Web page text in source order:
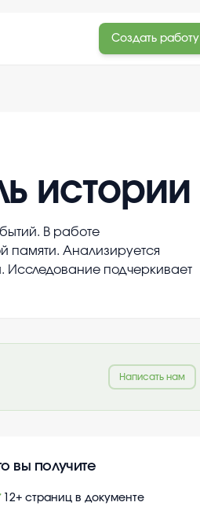
Создать работу
истории
В работе
памяти. Анализируется
подчеркивает
Написать нам
вы получите
12+ страниц в документе